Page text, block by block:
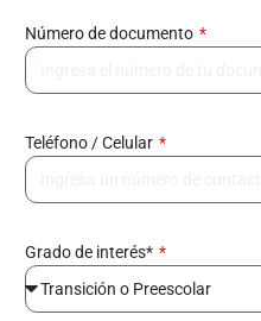
Número de documento
Teléfono / Celular
Grado de interés*